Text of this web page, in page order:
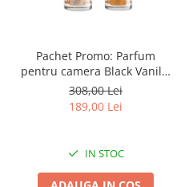
Pachet Promo: Parfum
pentru camera Black Vanilla
(vanilie si piele), 200 ml +
Parfum pentru camera
308,00 Lei
189,00 Lei
IN STOC